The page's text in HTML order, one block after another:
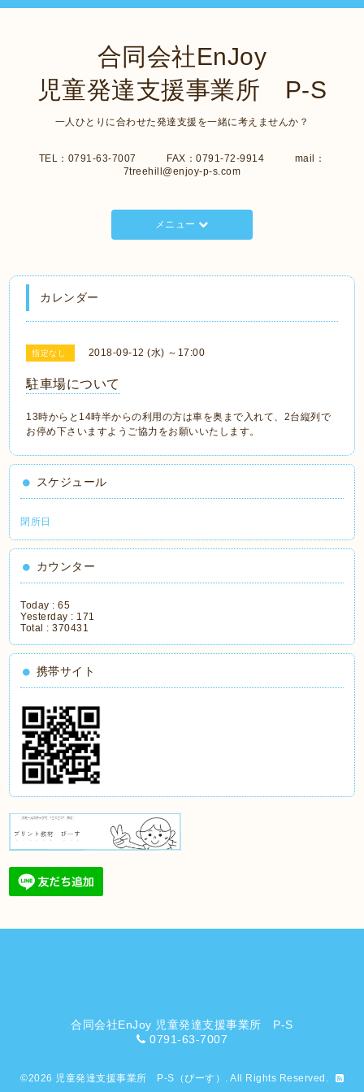
合同会社EnJoy
児童発達支援事業所 P-S
一人ひとりに合わせた発達支援を一緒に考えませんか？
TEL：0791-63-7007 FAX：0791-72-9914 mail：
7treehill@enjoy-p-s.com
メニュー
カレンダー
指定なし 2018-09-12 (水) ～17:00
駐車場について
13時からと14時半からの利用の方は車を奥まで入れて、2台縦列で
お停め下さいますようご協力をお願いいたします。
スケジュール
閉所日
カウンター
Today :65
Yesterday : 171
Total :370431
携帯サイト
合同会社EnJoy 児童発達支援事業所 P-S
0791-63-7007
©2026 児童発達支援事業所 P-S（ぴーす） . All Rights Reserved.